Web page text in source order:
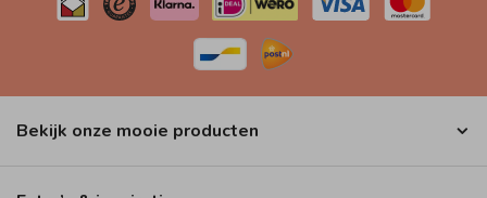
Bekijk onze mooie producten